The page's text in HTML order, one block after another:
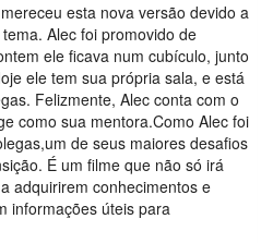
esta nova versão devido a
Alec foi promovido de
ele ficava num cubículo, junto
ele tem sua própria sala, e está
Felizmente, Alec conta com o
como sua mentora.Como Alec foi
de seus maiores desafios
É um filme que não só irá
adquirirem conhecimentos e
informações úteis para